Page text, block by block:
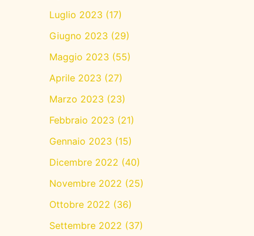
Luglio 2023 (17)
Giugno 2023 (29)
Maggio 2023 (55)
Aprile 2023 (27)
Marzo 2023 (23)
Febbraio 2023 (21)
Gennaio 2023 (15)
Dicembre 2022 (40)
Novembre 2022 (25)
Ottobre 2022 (36)
Settembre 2022 (37)